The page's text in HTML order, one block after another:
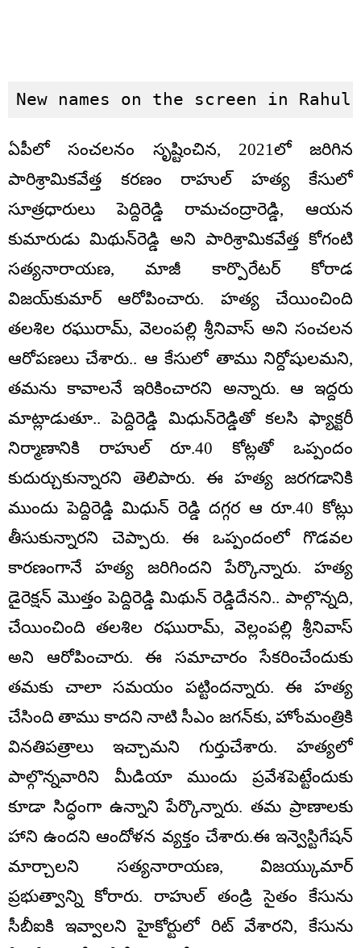
New names on the screen in
ఏపీలో సంచలనం సృష్టించిన, 2021లో జరిగిన
పారిశ్రామికవేత్త కరణం రాహుల్‌ హత్య కేసులో
సూత్రధారులు పెద్దిరెడ్డి రామచంద్రారెడ్డి, ఆయన
కుమారుడు మిథున్‌రెడ్డి అని పారిశ్రామికవేత్త కోగంటి
సత్యనారాయణ, మాజీ కార్పొరేటర్‌ కోరాడ
విజయ్‌కుమార్‌ ఆరోపించారు. హత్య చేయించింది
తలశిల రఘురామ్‌, వెలంపల్లి శ్రీనివాస్‌ అని సంచలన
ఆరోపణలు చేశారు.. ఆ కేసులో తాము నిర్దోషులమని,
తమను కావాలనే ఇరికించారని అన్నారు. ఆ ఇద్దరు
మాట్లాడుతూ.. పెద్దిరెడ్డి మిధున్‌రెడ్డితో కలసి ఫ్యాక్టరీ
నిర్మాణానికి రాహుల్‌ రూ.40 కోట్లతో ఒప్పందం
కుదుర్చుకున్నారని తెలిపారు. ఈ హత్య జరగడానికి
ముందు పెద్దిరెడ్డి మిధున్ రెడ్డి దగ్గర ఆ రూ.40 కోట్లు
తీసుకున్నారని చెప్పారు. ఈ ఒప్పందంలో గొడవల
కారణంగానే హత్య జరిగిందని పేర్కొన్నారు. హత్య
డైరెక్షన్ మొత్తం పెద్దిరెడ్డి మిథున్ రెడ్డిదేనని.. పాల్గొన్నది,
చేయించింది తలశిల రఘురామ్, వెల్లంపల్లి శ్రీనివాస్
అని ఆరోపించారు. ఈ సమాచారం సేకరించేందుకు
తమకు చాలా సమయం పట్టిందన్నారు. ఈ హత్య
చేసింది తాము కాదని నాటి సీఎం జగన్‌కు, హోంమంత్రికి
వినతిపత్రాలు ఇచ్చామని గుర్తుచేశారు. హత్యలో
పాల్గొన్నవారిని మీడియా ముందు ప్రవేశపెట్టేందుకు
కూడా సిద్ధంగా ఉన్నాని పేర్కొన్నారు. తమ ప్రాణాలకు
హాని ఉందని ఆందోళన వ్యక్తం చేశారు.ఈ ఇన్వెస్టిగేషన్
మార్చాలని సత్యనారాయణ, విజయ్కుమార్
ప్రభుత్వాన్ని కోరారు. రాహుల్‌ తండ్రి సైతం కేసును
సీబీఐకి ఇవ్వాలని హైకోర్టులో రిట్‌ వేశారని, కేసును